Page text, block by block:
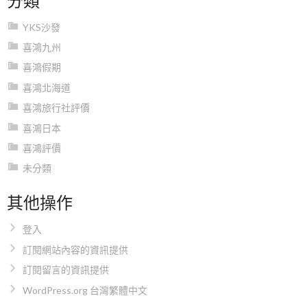
YKS沙發
喜鴻九州
喜鴻假期
喜鴻北海道
喜鴻旅行社評價
喜鴻日本
喜鴻評價
未分類
其他操作
登入
訂閱網站內容的資訊提供
訂閱留言的資訊提供
WordPress.org 台灣繁體中文